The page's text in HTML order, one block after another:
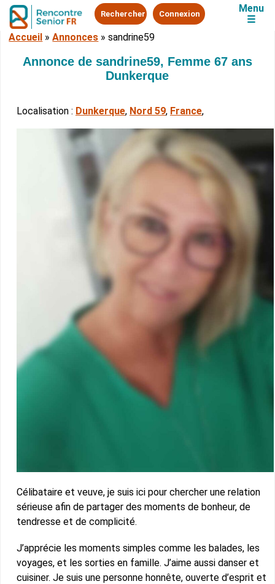
Rechercher Connexion
Menu
☰
Accueil »Annonces »sandrine59
Annonce de sandrine59, Femme 67 ans
Dunkerque
Localisation : Dunkerque, Nord 59, France,
Célibataire et veuve, je suis ici pour chercher une relation
sérieuse afin de partager des moments de bonheur, de
tendresse et de complicité.
J’apprécie les moments simples comme les balades, les
voyages, et les sorties en famille. J’aime aussi danser et
cuisiner. Je suis une personne honnête, ouverte d’esprit et